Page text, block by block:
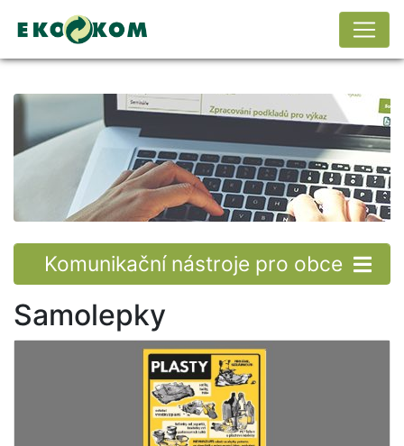
Komunikační nástroje pro obce
Samolepky